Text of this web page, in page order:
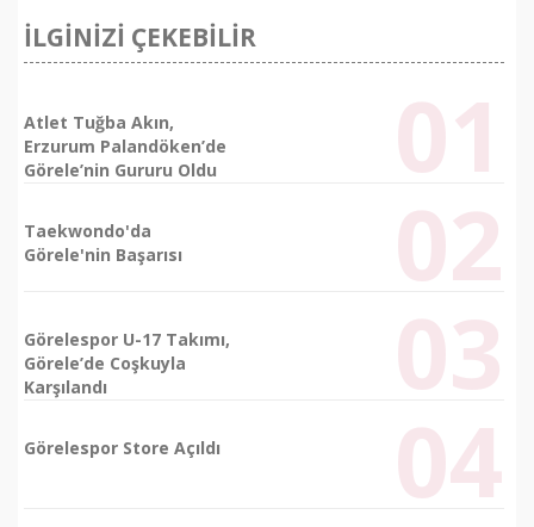
İLGİNİZİ ÇEKEBİLİR
Atlet Tuğba Akın,
Erzurum Palandöken’de
Görele’nin Gururu Oldu
Taekwondo'da
Görele'nin Başarısı
Görelespor U-17 Takımı,
Görele’de Coşkuyla
Karşılandı
Görelespor Store Açıldı